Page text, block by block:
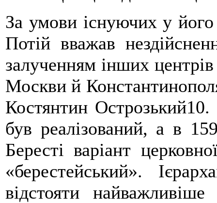
За умови існуючих у його
Потій вважав
залученням інших
Москви й
Костянтин
був реалізований, а в
Бересті варіант
«берестейський».
відстояти